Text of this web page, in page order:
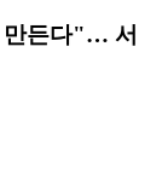
만든다"… 서